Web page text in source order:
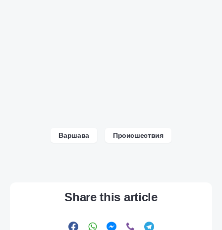
Варшава Происшествия
Share this article